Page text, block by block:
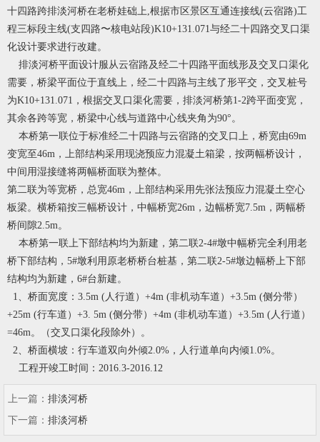
十四路跨排淡河桥在老桥娃础上,根据市区景区互通连接线(云宿路)工
程三标段主线(支四路〜核电站段)K10+131.071与经二十四路交叉口渠
化设计要求进行改建。
排淡河桥平面设计服从云宿路及经二十四路平面线形及交叉口渠化
需要，桥梁平面位于直线上，经二十四路与主线了形平交，交叉桩号
为K10+131.071，根据交叉口渠化需要，排淡河桥第1-2跨平面变宽，
其余各跨等宽，桥梁中心线与道路中心线夹角为90°。
本桥第一联位于标准经二十四路与云宿路的交叉口上，桥宽由69m
变宽至46m，上部结构采用现浇预应力混凝土箱梁，按两幅桥设计，
中间用湿接缝将两幅桥面联为整体。
第二联为等宽桥，总宽46m，上部结构采用先张法预应力混凝土空心
板梁。横桥箱按三幅桥设计，中幅桥宽26m，边幅桥宽7.5m，两幅桥
桥间隙2.5m。
本桥第一联上下部结构均为新建，第二联2-4#墩中幅桥完全利用老
桥下部结构，5#墩利用原老桥桥台桩基，第二联2-5#墩边幅桥上下部
结构均为新建，6#台新建。
1、桥面宽度：3.5m (人行道）+4m (非机动车道）+3.5m (侧分带）
+25m (行车道）+3. 5m (侧分带）+4m (非机动车道）+3.5m (人行道）
=46m。（交叉口渠化段除外）。
2、桥面横坡：行车道双向外倾2.0%，人行道单向内倾1.0%。
工程开竣工时间：2016.3-2016.12
上一篇： 排淡河桥
下一篇： 排淡河桥